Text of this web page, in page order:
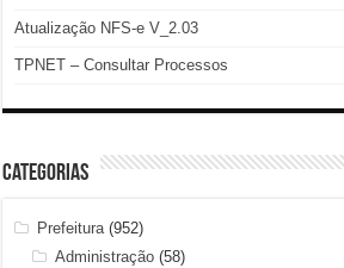
Atualização NFS-e V_2.03
TPNET – Consultar Processos
Categorias
Prefeitura(952)
Administração (58)